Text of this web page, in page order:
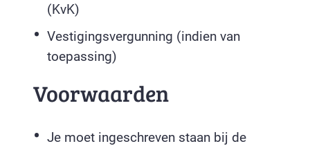
(KvK)
Vestigingsvergunning (indien van
toepassing)
Voorwaarden
Je moet ingeschreven staan bij de